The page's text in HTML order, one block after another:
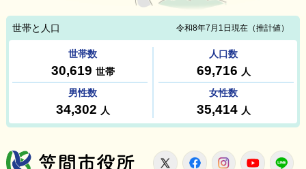
笠間市役所
X FacebookInstagram